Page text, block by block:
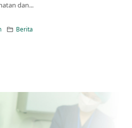
dan...
Berita